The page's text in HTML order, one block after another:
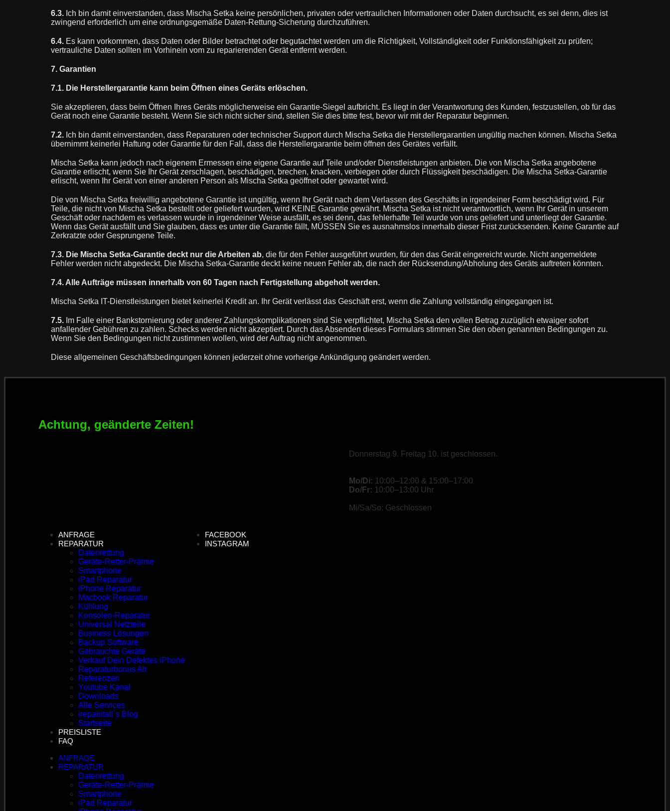
6.3. Ich bin damit einverstanden, dass Mischa Setka keine persönlichen, privaten oder vertraulichen Informationen oder Daten durchsucht, es sei denn, dies ist
zwingend erforderlich um eine ordnungsgemäße Daten-Rettung-Sicherung durchzuführen.
6.4. Es kann vorkommen, dass Daten oder Bilder betrachtet oder begutachtet werden um die Richtigkeit, Vollständigkeit oder Funktionsfähigkeit zu prüfen;
vertrauliche Daten sollten im Vorhinein vom zu reparierenden Gerät entfernt werden.
7. Garantien
7.1. Die Herstellergarantie kann beim Öffnen eines Geräts erlöschen.
Sie akzeptieren, dass beim Öffnen Ihres Geräts möglicherweise ein Garantie-Siegel aufbricht. Es liegt in der Verantwortung des Kunden, festzustellen, ob für das
Gerät noch eine Garantie besteht. Wenn Sie sich nicht sicher sind, stellen Sie dies bitte fest, bevor wir mit der Reparatur beginnen.
7.2. Ich bin damit einverstanden, dass Reparaturen oder technischer Support durch Mischa Setka die Herstellergarantien ungültig machen können. Mischa Setka
übernimmt keinerlei Haftung oder Garantie für den Fall, dass die Herstellergarantie beim öffnen des Gerätes verfällt.
Mischa Setka kann jedoch nach eigenem Ermessen eine eigene Garantie auf Teile und/oder Dienstleistungen anbieten. Die von Mischa Setka angebotene
Garantie erlischt, wenn Sie Ihr Gerät zerschlagen, beschädigen, brechen, knacken, verbiegen oder durch Flüssigkeit beschädigen. Die Mischa Setka-Garantie
erlischt, wenn Ihr Gerät von einer anderen Person als Mischa Setka geöffnet oder gewartet wird.
Die von Mischa Setka freiwillig angebotene Garantie ist ungültig, wenn Ihr Gerät nach dem Verlassen des Geschäfts in irgendeiner Form beschädigt wird. Für
Teile, die nicht von Mischa Setka bestellt oder geliefert wurden, wird KEINE Garantie gewährt. Mischa Setka ist nicht verantwortlich, wenn Ihr Gerät in unserem
Geschäft oder nachdem es verlassen wurde in irgendeiner Weise ausfällt, es sei denn, das fehlerhafte Teil wurde von uns geliefert und unterliegt der Garantie.
Wenn das Gerät ausfällt und Sie glauben, dass es unter die Garantie fällt, MÜSSEN Sie es ausnahmslos innerhalb dieser Frist zurücksenden. Keine Garantie auf
Zerkratzte oder Gesprungene Teile.
7.3. Die Mischa Setka-Garantie deckt nur die Arbeiten ab, die für den Fehler ausgeführt wurden, für den das Gerät eingereicht wurde. Nicht angemeldete
Fehler werden nicht abgedeckt. Die Mischa Setka-Garantie deckt keine neuen Fehler ab, die nach der Rücksendung/Abholung des Geräts auftreten könnten.
7.4. Alle Aufträge müssen innerhalb von 60 Tagen nach Fertigstellung abgeholt werden.
Mischa Setka IT-Dienstleistungen bietet keinerlei Kredit an. Ihr Gerät verlässt das Geschäft erst, wenn die Zahlung vollständig eingegangen ist.
7.5. Im Falle einer Bankstornierung oder anderer Zahlungskomplikationen sind Sie verpflichtet, Mischa Setka den vollen Betrag zuzüglich etwaiger sofort
anfallender Gebühren zu zahlen. Schecks werden nicht akzeptiert. Durch das Absenden dieses Formulars stimmen Sie den oben genannten Bedingungen zu.
Wenn Sie den Bedingungen nicht zustimmen wollen, wird der Auftrag nicht angenommen.
Diese allgemeinen Geschäftsbedingungen können jederzeit ohne vorherige Ankündigung geändert werden.
Achtung, geänderte Zeiten!
Donnerstag 9. Freitag 10. ist geschlossen.
Mo/Di: 10:00–12:00 & 15:00–17:00
Do/Fr: 10:00–13:00 Uhr
Mi/Sa/So: Geschlossen
ANFRAGE
REPARATUR
Datenrettung
Geräte-Retter-Prämie
Smartphone
iPad Reparatur
iPhone Reparatur
Macbook Reparatur
Kühlung
Konsolen-Reparatur
Universal Netzteile
Business Lösungen
Backup Software
Gebrauchte Geräte
Verkauf Dein Defektes iPhone
Reparaturbonus Alt
Referenzen
Youtube Kanal
Downloads
Alle Services
irepairitall`s Blog
Startseite
PREISLISTE
FAQ
ANFRAGE
REPARATUR
Datenrettung
Geräte-Retter-Prämie
Smartphone
iPad Reparatur
FACEBOOK
INSTAGRAM